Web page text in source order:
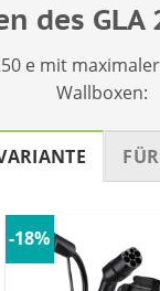
des
e mit
Wallboxen:
-18%